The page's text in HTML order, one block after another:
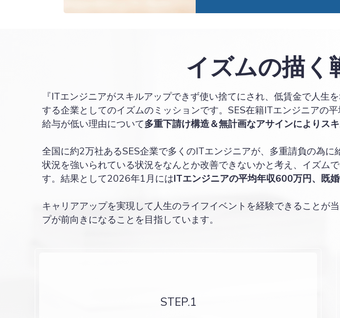
イズムの描く
『ITエンジニアがスキルアップできず使い捨てにされ、低賃金で人
する企業としてのイズムのミッションです。SES在籍ITエンジニアの
給与が低い理由について多重下請け構造＆無計画なアサインによりス
全国に約2万社あるSES企業で多くのITエンジニアが、多重請負の為
状況を強いられている状況をなんとか改善できないかと考え、イズム
す。結果として2026年1月にはITエンジニアの平均年収600万円、既
キャリアアップを実現して人生のライフイベントを経験できることが
プが前向きになることを目指しています。
STEP.1